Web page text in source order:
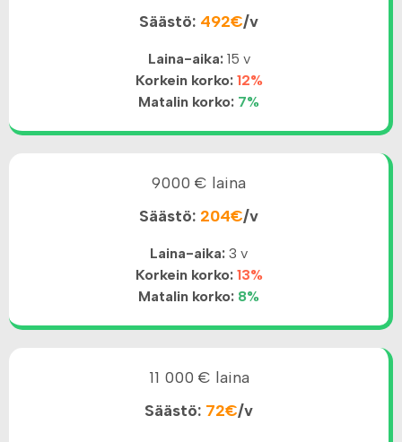
Säästö: 492€/v
Laina-aika:15 v
Korkein korko: 12%
Matalin korko: 7%
9000 € laina
Säästö: 204€/v
Laina-aika: 3 v
Korkein korko: 13%
Matalin korko: 8%
11 000 € laina
Säästö: 72€/v